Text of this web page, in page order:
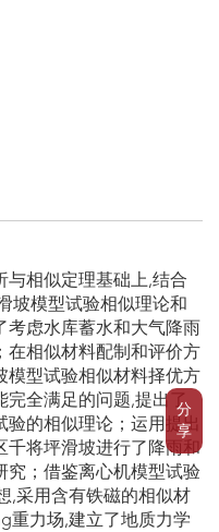
分
享
与相似定理基础上,结合
坡模型试验相似理论和
考虑水库蓄水和大气降雨
在相似材料配制和评价方
模型试验相似材料择优方
完全满足的问题,提出了
的相似理论；运用提出
千将坪滑坡进行了降雨和
究；借鉴离心机模型试验
,采用含有铁磁的相似材
重力场,建立了地质力学